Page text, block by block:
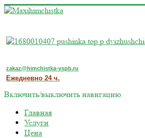
zakaz@himchistka-vspb.ru
Ежедневно 24 ч.
Включить/выключить навигацию
Главная
Услуги
Цена